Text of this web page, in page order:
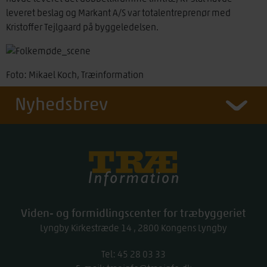
leveret beslag og Markant A/S var totalentreprenør med
Kristoffer Tejlgaard på byggeledelsen.
Foto: Mikael Koch, Træinformation
Viden- og formidlingscenter for træbyggeriet
Lyngby Kirkestræde 14 2800 Kongens Lyngby
Tel: work
45 28 03 33
Nyhedsbrev